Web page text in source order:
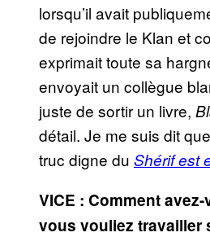
lorsqu’il avait
de rejoindre le Klan et
exprimait toute sa
envoyait un collègue
juste de sortir un livre,
détail. Je me suis dit
truc digne du Shérif est
VICE : Comment
vous vouliez travailler